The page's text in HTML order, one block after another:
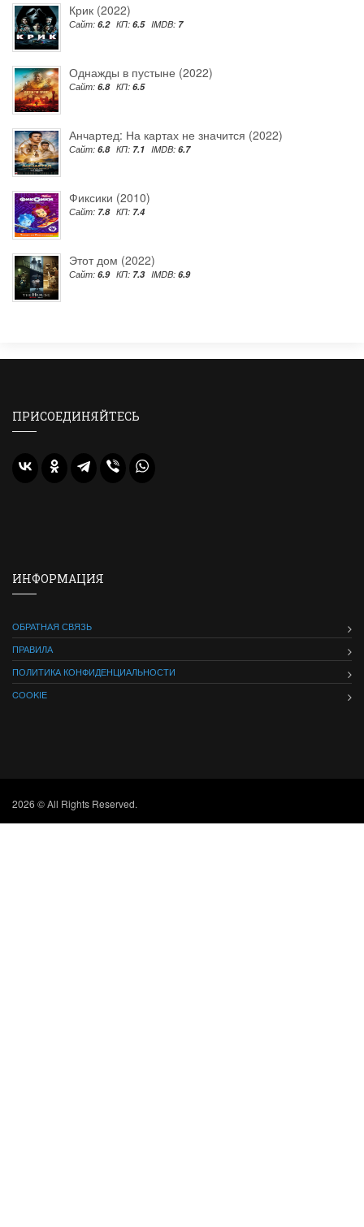
Крик (2022)
Сайт: 6.2 КП: 6.5 IMDB: 7
Однажды в пустыне (2022)
Сайт: 6.8 КП: 6.5
Анчартед: На картах не значится (2022)
Сайт: 6.8 КП: 7.1 IMDB: 6.7
Фиксики (2010)
Сайт: 7.8 КП: 7.4
Этот дом (2022)
Сайт: 6.9 КП: 7.3 IMDB: 6.9
ПРИСОЕДИНЯЙТЕСЬ
ИНФОРМАЦИЯ
ОБРАТНАЯ СВЯЗЬ
ПРАВИЛА
ПОЛИТИКА КОНФИДЕНЦИАЛЬНОСТИ
COOKIE
2026 © All Rights Reserved.